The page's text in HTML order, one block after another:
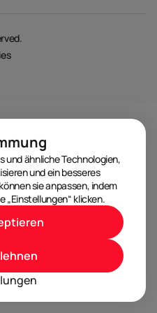
und ähnliche Technologien,
und ein besseres
sie anpassen, indem
„Einstellungen“ klicken.